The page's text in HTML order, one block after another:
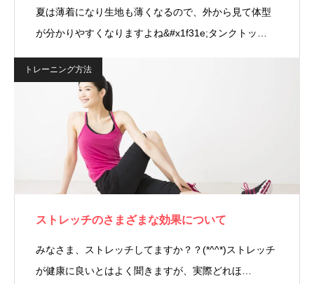
夏は薄着になり生地も薄くなるので、外から見て体型
が分かりやすくなりますよね&#x1f31e;タンクトッ…
トレーニング方法
ストレッチのさまざまな効果について
みなさま、ストレッチしてますか？？(*^^*)ストレッチ
が健康に良いとはよく聞きますが、実際どれほ…